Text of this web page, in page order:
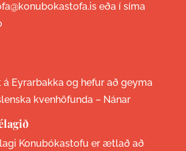
eða í síma
á Eyrarbakka og hefur að geyma
kvenhöfunda – Nánar
Konubókastofu er ætlað að